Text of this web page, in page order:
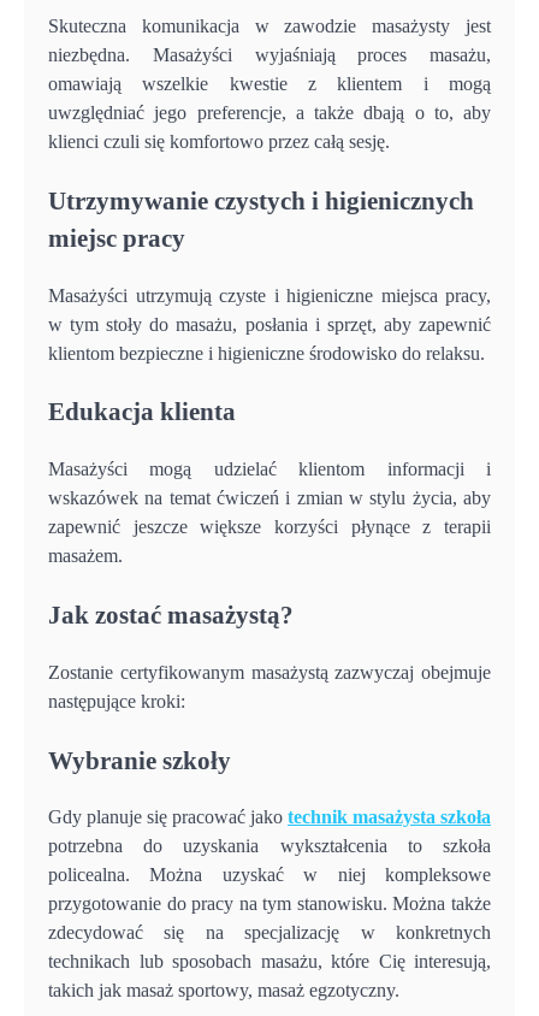
Skuteczna komunikacja w zawodzie masażysty jest
niezbędna. Masażyści wyjaśniają proces masażu,
omawiają wszelkie kwestie z klientem i mogą
uwzględniać jego preferencje, a także dbają o to, aby
klienci czuli się komfortowo przez całą sesję.
Utrzymywanie czystych i higienicznych
miejsc pracy
Masażyści utrzymują czyste i higieniczne miejsca pracy,
w tym stoły do masażu, posłania i sprzęt, aby zapewnić
klientom bezpieczne i higieniczne środowisko do relaksu.
Edukacja klienta
Masażyści mogą udzielać klientom informacji i
wskazówek na temat ćwiczeń i zmian w stylu życia, aby
zapewnić jeszcze większe korzyści płynące z terapii
masażem.
Jak zostać masażystą?
Zostanie certyfikowanym masażystą zazwyczaj obejmuje
następujące kroki:
Wybranie szkoły
Gdy planuje się pracować jako technik masażysta szkoła
potrzebna do uzyskania wykształcenia to szkoła
policealna. Można uzyskać w niej kompleksowe
przygotowanie do pracy na tym stanowisku. Można także
zdecydować się na specjalizację w konkretnych
technikach lub sposobach masażu, które Cię interesują,
takich jak masaż sportowy, masaż egzotyczny.